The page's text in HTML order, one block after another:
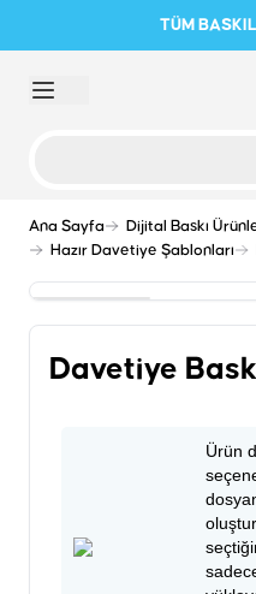
TÜM
Ana Sayfa Dijital Baskı
Hazır Davetiye Şablonları
Davetiye
Ürün